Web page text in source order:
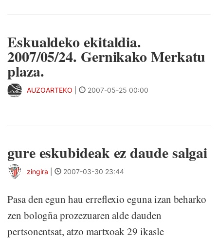
Eskualdeko ekitaldia.
2007/05/24. Gernikako Merkatu
plaza.
AUZOARTEKO 2007-05-25 00:00
gure eskubideak ez daude salgai
zingira 2007-03-30 23:44
Pasa den egun hau erreflexio eguna izan beharko
zen bologña prozezuaren alde dauden
pertsonentsat, atzo martxoak 29 ikasle